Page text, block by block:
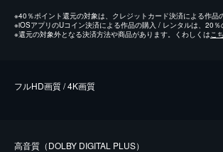
※40％ポイント還元の対象は、クレジットカード決済による作品
※iOSアプリのUコイン決済による作品の購入 / レンタルは、20％
※還元の対象外となる決済方法や商品があります。くわしくはこ
フルHD画質 / 4K画質
⾼⾳質（DOLBY DIGITAL PLUS）